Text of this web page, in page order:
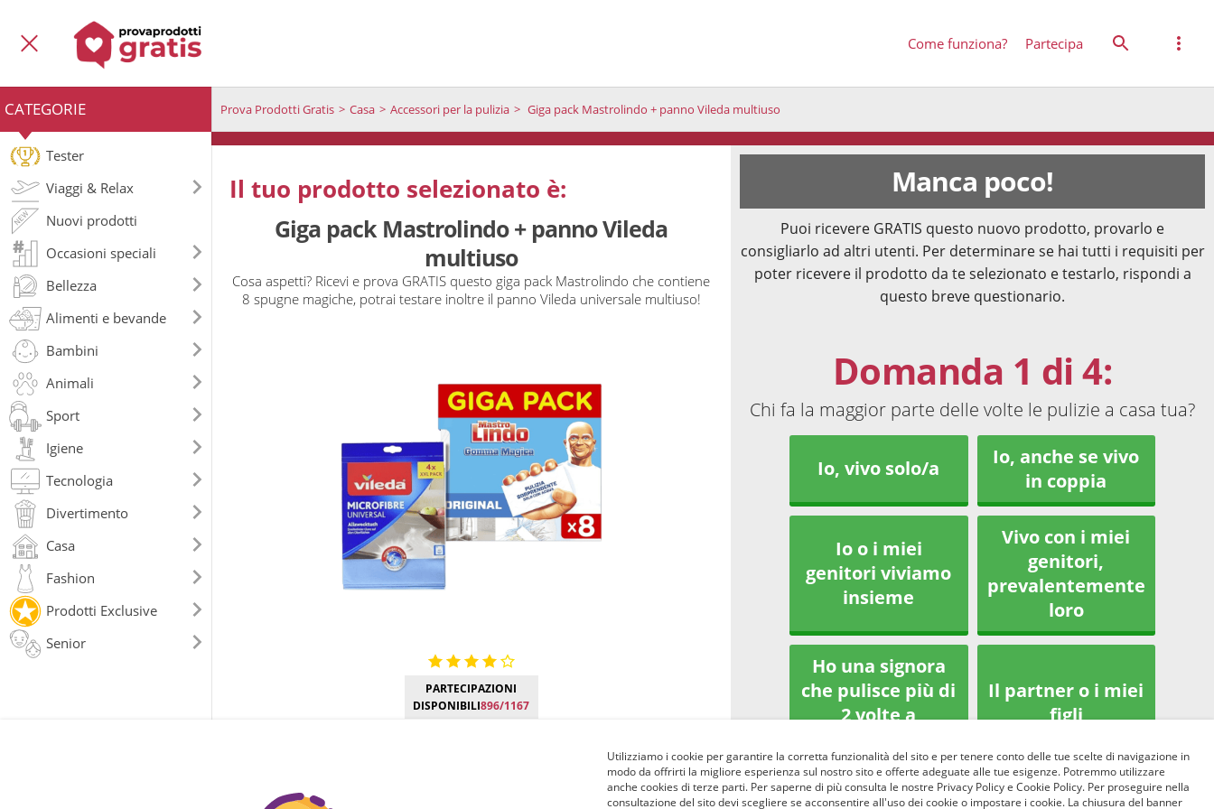
Come funziona? Partecipa
CATEGORIE
Tester
Viaggi & Relax
Nuovi prodotti
Occasioni speciali
Bellezza
Alimenti e bevande
Bambini
Animali
Sport
Igiene
Tecnologia
Divertimento
Casa
Fashion
Prodotti Exclusive
Senior
Prova Prodotti Gratis Casa Accessori per la pulizia Giga pack Mastrolindo + panno Vileda multiuso
Il tuo prodotto selezionato è:
Giga pack Mastrolindo + panno Vileda
multiuso
Cosa aspetti? Ricevi e prova GRATIS questo giga pack Mastrolindo che contiene
8 spugne magiche, potrai testare inoltre il panno Vileda universale multiuso!
PARTECIPAZIONI
DISPONIBILI896/1167
Manca poco!
Puoi ricevere GRATIS questo nuovo prodotto, provarlo e
consigliarlo ad altri utenti. Per determinare se hai tutti i requisiti per
poter ricevere il prodotto da te selezionato e testarlo, rispondi a
questo breve questionario.
Domanda 1 di 4:
Chi fa la maggior parte delle volte le pulizie a casa tua?
Io, vivo solo/a
Io, anche se vivo
in coppia
Io o i miei
genitori viviamo
insieme
Vivo con i miei
genitori,
prevalentemente
loro
Ho una signora
che pulisce più di
2 volte a
Il partner o i miei
figli
Altro
Utilizziamo i cookie per garantire la corretta funzionalità del sito e per tenere conto delle tue scelte di navigazione in
modo da offrirti la migliore esperienza sul nostro sito e offerte adeguate alle tue esigenze. Potremmo utilizzare
anche cookies di terze parti. Per saperne di più consulta le nostre Privacy Policy e Cookie Policy. Per proseguire nella
consultazione del sito devi scegliere se acconsentire all'uso dei cookie o impostare i cookie. La chiusura del banner